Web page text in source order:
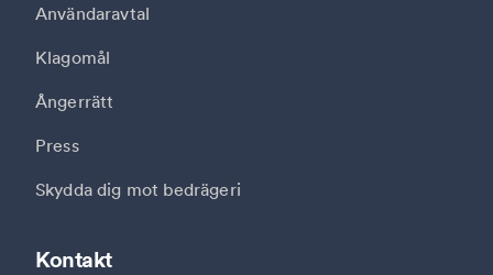
Kontakt
Användaravtal
Klagomål
Ångerrätt
Press
Skydda dig mot bedrägeri